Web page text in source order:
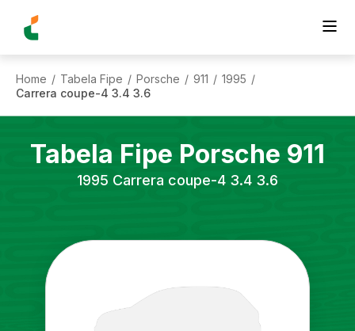
Home / Tabela Fipe / Porsche / 911 / 1995 /
Carrera coupe-4 3.4 3.6
Tabela Fipe Porsche 911
1995 Carrera coupe-4 3.4 3.6